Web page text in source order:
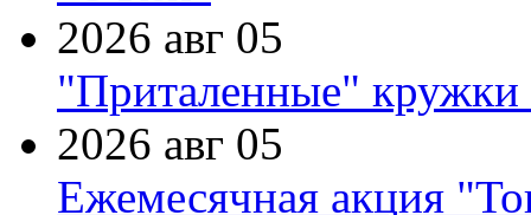
2026 авг 05
"Приталенные" кружки
2026 авг 05
Ежемесячная акция